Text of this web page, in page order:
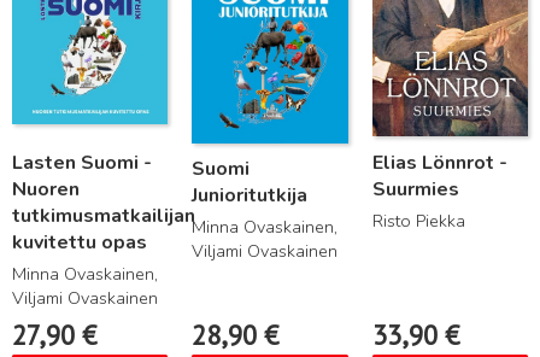
Lasten Suomi -
Nuoren
tutkimusmatkailijan
kuvitettu opas
Minna Ovaskainen,
Viljami Ovaskainen
27,90 €
Suomi
Junioritutkija
Minna Ovaskainen,
Viljami Ovaskainen
28,90€
Elias Lönnrot -
Suurmies
Risto Piekka
33,90 €